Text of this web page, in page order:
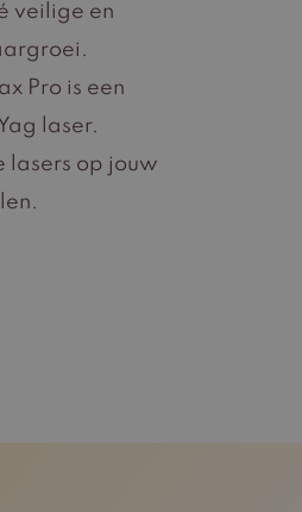
veilige en
Pro is een
laser.
lasers op jouw